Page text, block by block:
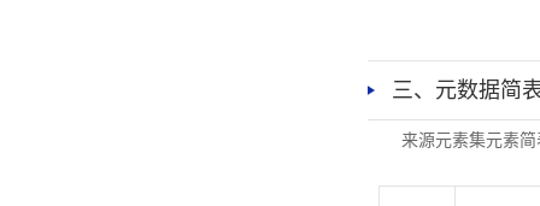
三、元数据简
来源元素集元素简